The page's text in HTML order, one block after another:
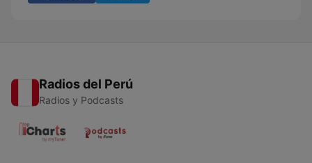
Radios del Perú
Radios y Podcasts